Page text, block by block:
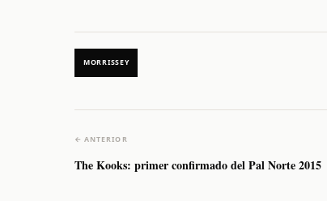
MORRISSEY
← ANTERIOR
The Kooks: primer confirmado del Pal Norte 2015